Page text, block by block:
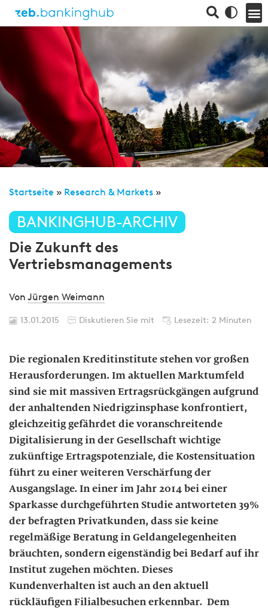
Startseite » Research & Markets »
BANKINGHUB-ARCHIV
Die Zukunft des
Vertriebsmanagements
Von Jürgen Weimann
13.01.2015 Diskutieren Sie mit Lesezeit: 2 Minuten
Die regionalen Kreditinstitute stehen vor großen
Herausforderungen. Im aktuellen Marktumfeld
sind sie mit massiven Ertragsrückgängen aufgrund
der anhaltenden Niedrigzinsphase konfrontiert,
gleichzeitig gefährdet die voranschreitende
Digitalisierung in der Gesellschaft wichtige
zukünftige Ertragspotenziale, die Kostensituation
führt zu einer weiteren Verschärfung der
Ausgangslage. In einer im Jahr 2014 bei einer
Sparkasse durchgeführten Studie antworteten 39%
der befragten Privatkunden, dass sie keine
regelmäßige Beratung in Geldangelegenheiten
bräuchten, sondern eigenständig bei Bedarf auf ihr
Institut zugehen möchten. Dieses
Kundenverhalten ist auch an den aktuell
rückläufigen Filialbesuchen erkennbar. Dem